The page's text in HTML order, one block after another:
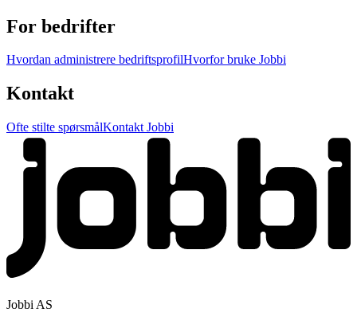
For bedrifter
Hvordan administrere bedriftsprofilHvorfor bruke Jobbi
Kontakt
Ofte stilte spørsmålKontakt Jobbi
Jobbi AS